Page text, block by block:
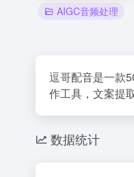
AIGC音频处理
逗哥配音是一款
作工具，文案提
数据统计